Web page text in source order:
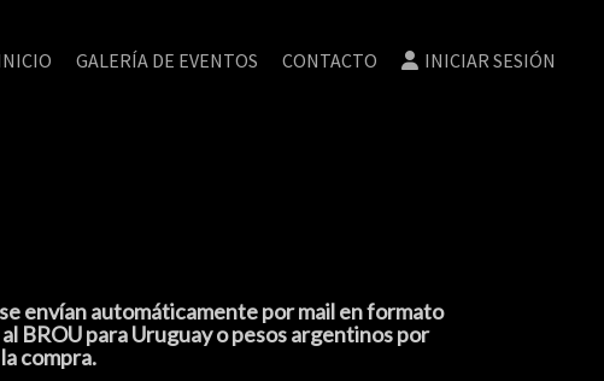
GALERÍA DE EVENTOS CONTACTO INICIAR SESIÓN
envían automáticamente por mail en formato
BROU para Uruguay o pesos argentinos por
compra.